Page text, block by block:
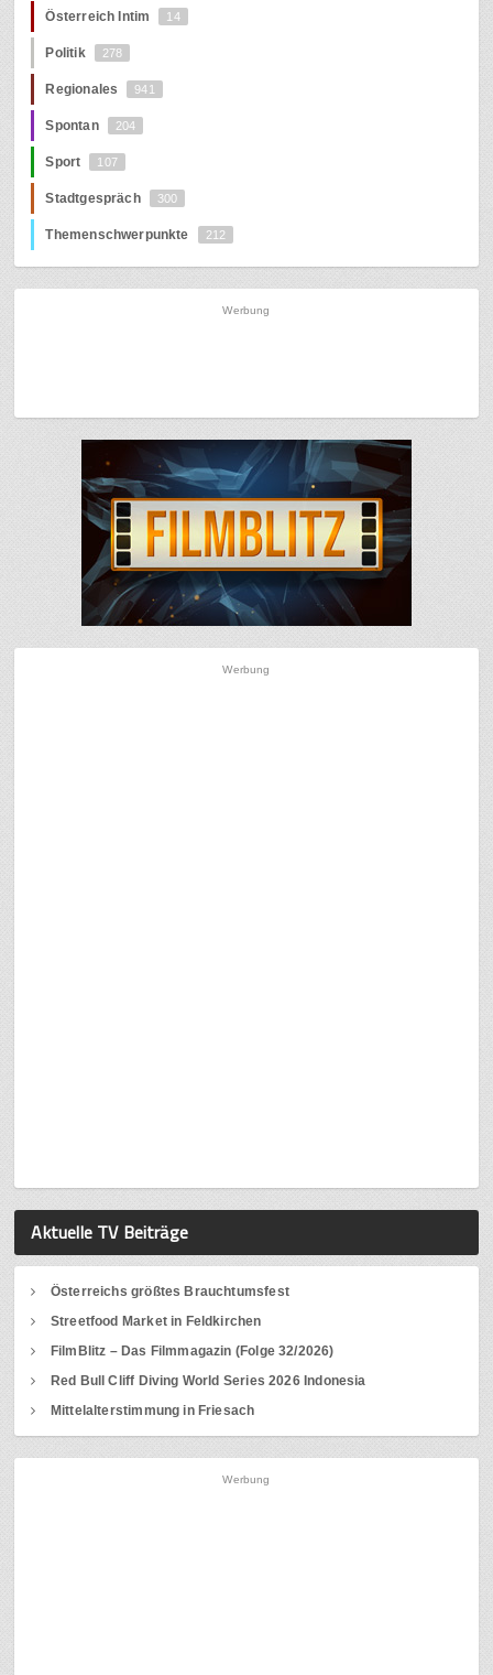
Österreich Intim 14
Politik 278
Regionales 941
Spontan 204
Sport 107
Stadtgespräch 300
Themenschwerpunkte 212
Werbung
Werbung
Aktuelle TV Beiträge
Österreichs größtes Brauchtumsfest
Streetfood Market in Feldkirchen
FilmBlitz – Das Filmmagazin (Folge 32/2026)
Red Bull Cliff Diving World Series 2026 Indonesia
Mittelalterstimmung in Friesach
Werbung